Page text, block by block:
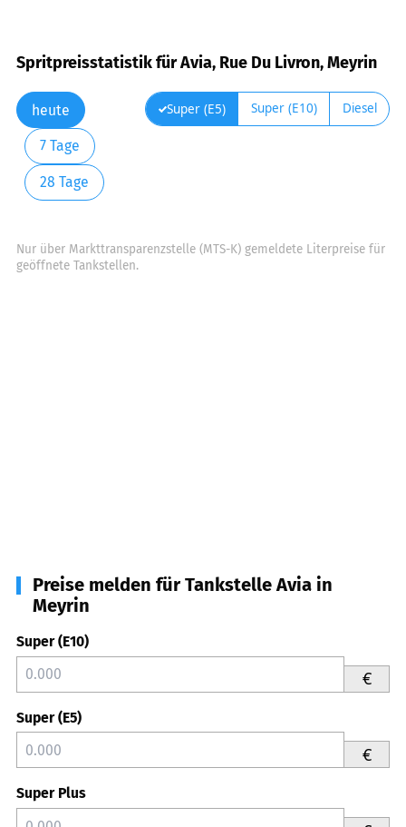
Spritpreisstatistik für Avia, Rue Du Livron, Meyrin
heute
7 Tage
28 Tage
Super (E5) Super (E10) Diesel
Nur über Markttransparenzstelle (MTS-K) gemeldete Literpreise für
geöffnete Tankstellen.
Preise melden für Tankstelle Avia in
Meyrin
Super (E10)
€
Super (E5)
€
Super Plus